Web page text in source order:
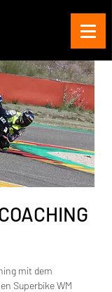
mit dem
Superbike WM